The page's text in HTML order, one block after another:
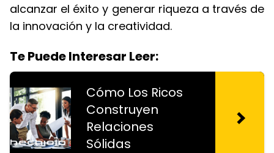
alcanzar el éxito y generar riqueza a través de
la innovación y la creatividad.
Te Puede Interesar Leer:
Cómo Los Ricos
Construyen
Relaciones
Sólidas